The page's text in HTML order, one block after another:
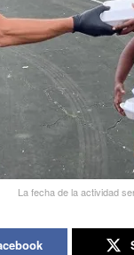
La fecha de la actividad